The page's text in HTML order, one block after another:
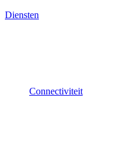
Diensten
Connectiviteit